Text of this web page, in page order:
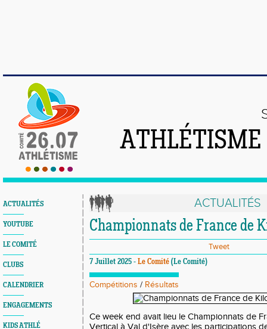
ATHLÉTISME
ACTUALITÉS
YOUTUBE
LE COMITÉ
CLUBS
CALENDRIER
ENGAGEMENTS
KIDS ATHLÉ
ACTUALITÉS
Championnats de France de
Tweet
7 Juillet 2025 - Le Comité (Le Comité)
Compétitions / Résultats
Ce week end avait lieu le Championnats de
Vertical à Val d'Isère avec les participations